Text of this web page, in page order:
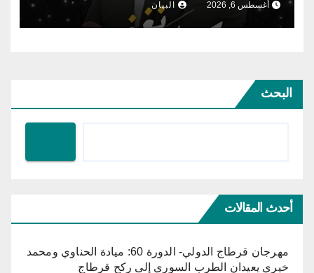
أغسطس 6, 2026 البيان
البحث
أحدث المقالات
مهرجان قرطاج الدولي- الدورة 60: ميادة الحناوي ومحمد
خيري يعيدان الطرب السوري إلى ركح قرطاج